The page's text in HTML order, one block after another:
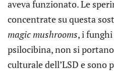
aveva funzionato. Le
concentrate su questa
magic mushrooms, i
psilocibina, non si
culturale dell’LSD e sono